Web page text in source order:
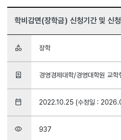
학비감면(장학금) 신청기간 및 신
category 장학
person_book 경영경제대학/경영대학원 교학
date_range 2022.10.25 (수정일 :
visibility 937